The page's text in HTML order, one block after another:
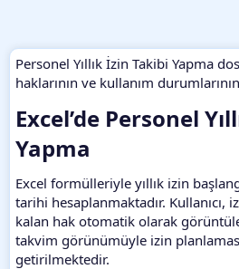
Personel Yıllık İzin Takibi Yapma
haklarının ve kullanım
Excel’de Personel
Yapma​
Excel formülleriyle yıllık izin
tarihi hesaplanmaktadır. Kullanıcı,
kalan hak otomatik olarak
takvim görünümüyle izin
getirilmektedir.